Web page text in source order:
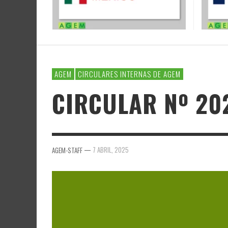
AGEM CIRCULARES INTERNAS DE AGEM
CIRCULAR Nº
AGEM-STAFF — 7 ABRIL, 2025